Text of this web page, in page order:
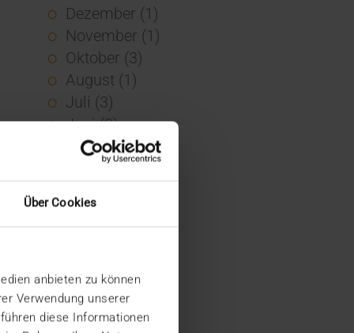
Über Cookies
anbieten zu können
Verwendung unserer
diese Informationen
Dezember (1)
November (1)
Oktober (3)
August (1)
Juli (3)
Juni (3)
Mai (7)
April (4)
Februar (3)
Dezember (5)
November (6)